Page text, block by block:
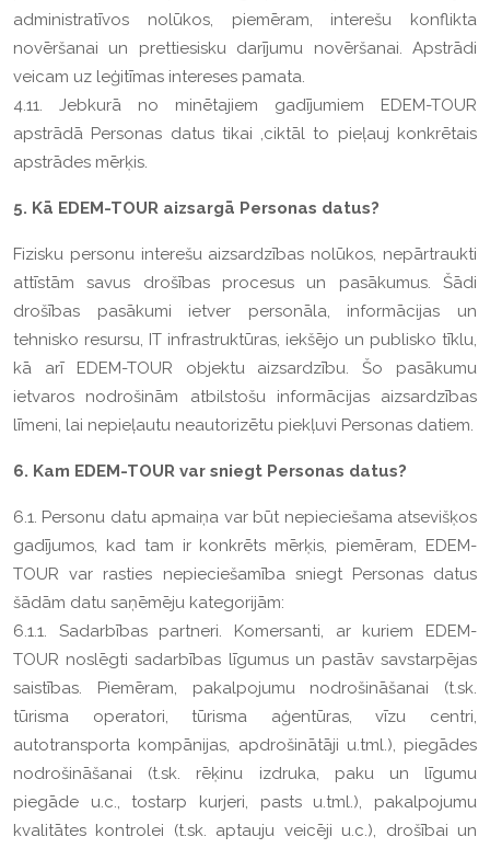
administratīvos nolūkos, piemēram, interešu konflikta
novēršanai un prettiesisku darījumu novēršanai. Apstrādi
veicam uz leģitīmas intereses pamata.
4.11. Jebkurā no minētajiem gadījumiem EDEM-TOUR
apstrādā Personas datus tikai ,ciktāl to pieļauj konkrētais
apstrādes mērķis.
5. Kā EDEM-TOUR aizsargā Personas datus?
Fizisku personu interešu aizsardzības nolūkos, nepārtraukti
attīstām savus drošības procesus un pasākumus. Šādi
drošības pasākumi ietver personāla, informācijas un
tehnisko resursu, IT infrastruktūras, iekšējo un publisko tīklu,
kā arī EDEM-TOUR objektu aizsardzību. Šo pasākumu
ietvaros nodrošinām atbilstošu informācijas aizsardzības
līmeni, lai nepieļautu neautorizētu piekļuvi Personas datiem.
6. Kam EDEM-TOUR var sniegt Personas datus?
6.1. Personu datu apmaiņa var būt nepieciešama atsevišķos
gadījumos, kad tam ir konkrēts mērķis, piemēram, EDEM-
TOUR var rasties nepieciešamība sniegt Personas datus
šādām datu saņēmēju kategorijām:
6.1.1. Sadarbības partneri. Komersanti, ar kuriem EDEM-
TOUR noslēgti sadarbības līgumus un pastāv savstarpējas
saistības. Piemēram, pakalpojumu nodrošināšanai (t.sk.
tūrisma operatori, tūrisma aģentūras, vīzu centri,
autotransporta kompānijas, apdrošinātāji u.tml.), piegādes
nodrošināšanai (t.sk. rēķinu izdruka, paku un līgumu
piegāde u.c., tostarp kurjeri, pasts u.tml.), pakalpojumu
kvalitātes kontrolei (t.sk. aptauju veicēji u.c.), drošībai un